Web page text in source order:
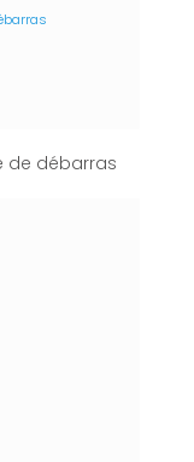
de débarras